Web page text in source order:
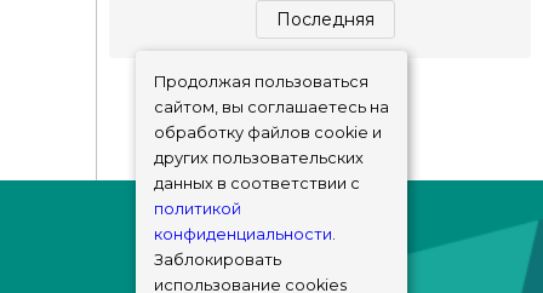
Последняя
Продолжая пользоваться
сайтом, вы соглашаетесь на
обработку файлов cookie и
других пользовательских
данных в соответствии с
политикой
конфиденциальности.
Заблокировать
использование cookies